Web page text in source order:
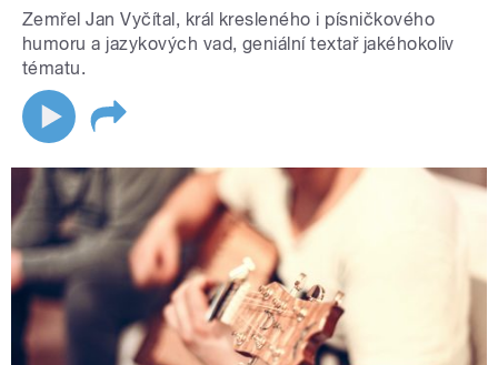
Zemřel Jan Vyčítal, král kresleného i písničkového
humoru a jazykových vad, geniální textař jakéhokoliv
tématu.